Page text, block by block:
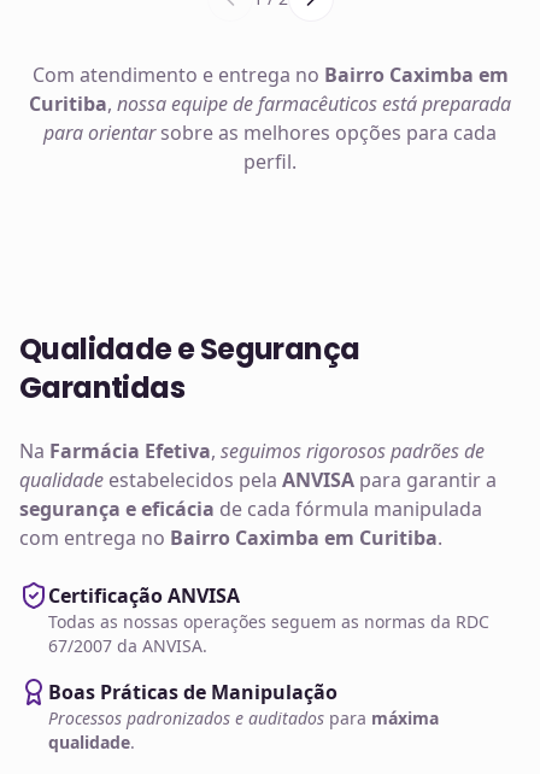
Com atendimento e entrega no Bairro Caximba em
Curitiba, nossa equipe de farmacêuticos está preparada
para orientarsobre as melhores opções para cada
perfil.
Qualidade e Segurança
Garantidas
Na Farmácia Efetiva, seguimos rigorosos padrões de
qualidade estabelecidos pela ANVISA para garantir a
segurança e eficácia de cada fórmula manipulada
com entrega no Bairro Caximba em Curitiba.
Certificação ANVISA
Todas as nossas operações seguem as normas da RDC
67/2007 da ANVISA.
Boas Práticas de Manipulação
Processos padronizados e auditados para máxima
qualidade.